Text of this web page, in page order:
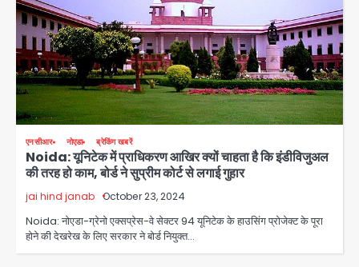
एनसीआर नोएडा ब्रेकिंग खबरें
Noida: यूनिटेक में प्राधिकरण आखिर क्यों चाहता है कि इंडीविजुअल
की तरह हो काम, बोर्ड ने सुप्रीम कोर्ट से लगाई गुहार
jai hind janab October 23, 2024
Noida: नोएडा-ग्रेनो एक्सप्रेस-वे सेक्टर 94 यूनिटेक के हाउसिंग प्रोजेक्ट के पूरा
होने की देखरेख के लिए सरकार ने बोर्ड नियुक्त…
4
5
Sajid Rashidi’s controversial:
शिवभक्त नहीं, आतंकवादी हैं’, मौलाना का
कांवड़ियों पर विवादित बयान, BJP विधायक ने
कराई FIR, NSA की मांग
Avinash Kumar
Har Ghar Tiranga Campaign:
गौतमबुद्धनगर में 9 से 17 अगस्त तक चलेगा जन-
जागरूकता महाअभियान, डीएम ने की समीक्षा
बैठक
Avinash Kumar
एंटी-बर्गलरी सेल की बड़ी कामयाबी, चोरी के
माल की खरीद-फरोख्त करने वाले गिरोह का